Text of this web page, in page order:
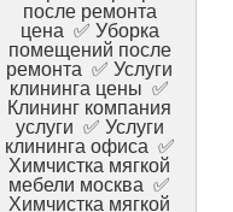
после ремонта
цена ✅ Уборка
помещений после
ремонта ✅ Услуги
клининга цены ✅
Клининг компания
услуги ✅ Услуги
клининга офиса ✅
Химчистка мягкой
мебели москва ✅
Химчистка мягкой